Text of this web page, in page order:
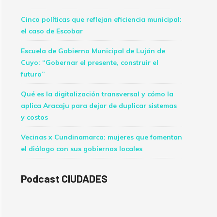
Cinco políticas que reflejan eficiencia municipal:
el caso de Escobar
Escuela de Gobierno Municipal de Luján de
Cuyo: “Gobernar el presente, construir el
futuro”
Qué es la digitalización transversal y cómo la
aplica Aracaju para dejar de duplicar sistemas
y costos
Vecinas x Cundinamarca: mujeres que fomentan
el diálogo con sus gobiernos locales
Podcast CIUDADES